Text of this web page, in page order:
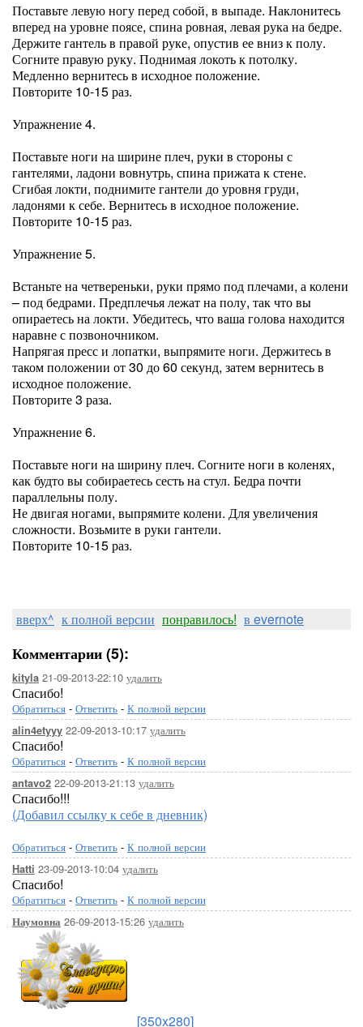
Поставьте левую ногу перед собой, в выпаде. Наклонитесь
вперед на уровне поясе, спина ровная, левая рука на бедре.
Держите гантель в правой руке, опустив ее вниз к полу.
Согните правую руку. Поднимая локоть к потолку.
Медленно вернитесь в исходное положение.
Повторите 10-15 раз.
Упражнение 4.
Поставьте ноги на ширине плеч, руки в стороны с
гантелями, ладони вовнутрь, спина прижата к стене.
Сгибая локти, поднимите гантели до уровня груди,
ладонями к себе. Вернитесь в исходное положение.
Повторите 10-15 раз.
Упражнение 5.
Встаньте на четвереньки, руки прямо под плечами, а колени
– под бедрами. Предплечья лежат на полу, так что вы
опираетесь на локти. Убедитесь, что ваша голова находится
наравне с позвоночником.
Напрягая пресс и лопатки, выпрямите ноги. Держитесь в
таком положении от 30 до 60 секунд, затем вернитесь в
исходное положение.
Повторите 3 раза.
Упражнение 6.
Поставьте ноги на ширину плеч. Согните ноги в коленях,
как будто вы собираетесь сесть на стул. Бедра почти
параллельны полу.
Не двигая ногами, выпрямите колени. Для увеличения
сложности. Возьмите в руки гантели.
Повторите 10-15 раз.
вверх^ к полной версии понравилось! в evernote
Комментарии (5):
kityla 21-09-2013-22:10 удалить
Спасибо!
Обратиться - Ответить - К полной версии
alin4etyyy 22-09-2013-10:17 удалить
Спасибо!
Обратиться - Ответить - К полной версии
antavo2 22-09-2013-21:13 удалить
Спасибо!!!
(Добавил ссылку к себе в дневник)
Обратиться - Ответить - К полной версии
Hatti 23-09-2013-10:04 удалить
Спасибо!
Обратиться - Ответить - К полной версии
Наумовна 26-09-2013-15:26 удалить
[350x280]